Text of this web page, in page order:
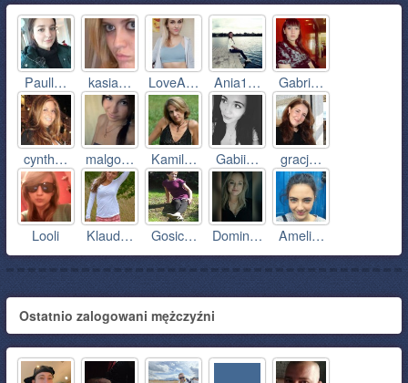
Paull… kasia… LoveA… Ania1… Gabri…
cynth… malgo… Kamil… Gabii… gracj…
Looli Klaud… Gosic… Domin… Ameli…
Ostatnio zalogowani mężczyźni